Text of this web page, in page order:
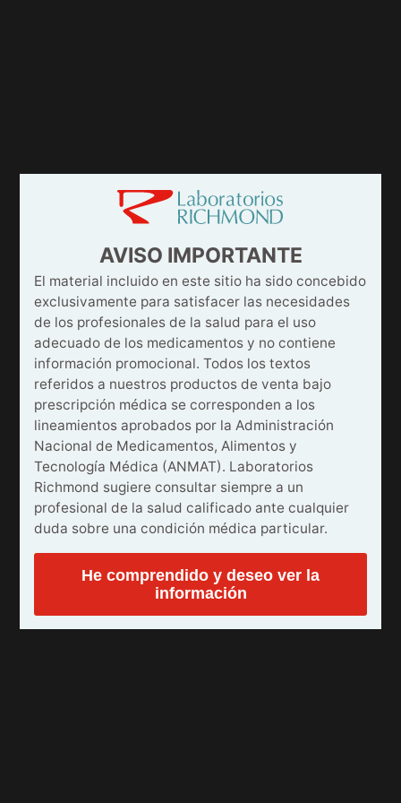
AVISO IMPORTANTE
El material incluido en este sitio ha sido concebido
exclusivamente para satisfacer las necesidades
de los profesionales de la salud para el uso
adecuado de los medicamentos y no contiene
información promocional. Todos los textos
referidos a nuestros productos de venta bajo
prescripción médica se corresponden a los
lineamientos aprobados por la Administración
Nacional de Medicamentos, Alimentos y
Tecnología Médica (ANMAT). Laboratorios
Richmond sugiere consultar siempre a un
profesional de la salud calificado ante cualquier
duda sobre una condición médica particular.
He comprendido y deseo ver la
información